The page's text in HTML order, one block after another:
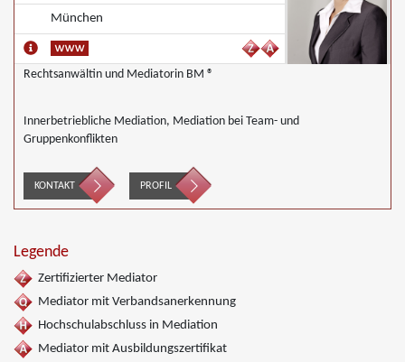
München
Rechtsanwältin und Mediatorin BM ®
Innerbetriebliche Mediation, Mediation bei Team- und
Gruppenkonflikten
KONTAKT PROFIL
Legende
Zertifizierter Mediator
Mediator mit Verbandsanerkennung
Hochschulabschluss in Mediation
Mediator mit Ausbildungszertifikat